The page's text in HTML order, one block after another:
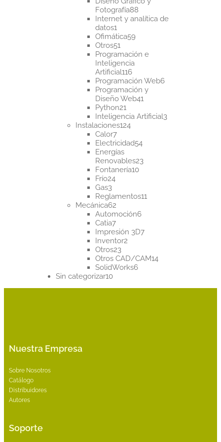
Fotografía8888
productos
Internet y analítica de
datos11
producto
Ofimática5959
Otros5151
productos
Programación e
Inteligencia
Artificial116116
productos
Programación Web66
Programación y
Diseño Web4141
Python2121
productos
Inteligencia Artificial33
Instalaciones124124
Calor77
productos
Electricidad5454
Energías
Renovables2323
Fontanería1010
Frío2424
Gas33
productos
Reglamentos1111
Mecánica6262
productos
Automoción66
Catia77
productos
Impresión 3D77
Inventor22
Otros2323
productos
Otros CAD/CAM1414
SolidWorks66
Sin categorizar1010
Nuestra Empresa
Sobre Nosotros
Catálogo
Distribuidores
Autores
Soporte